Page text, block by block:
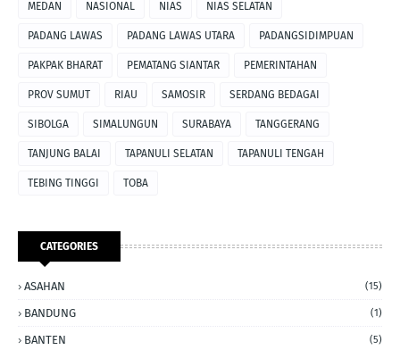
MEDAN NASIONAL NIAS NIAS SELATAN
PADANG LAWAS PADANG LAWAS UTARA PADANGSIDIMPUAN
PAKPAK BHARAT PEMATANG SIANTAR PEMERINTAHAN
PROV SUMUT RIAU SAMOSIR SERDANG BEDAGAI
SIBOLGA SIMALUNGUN SURABAYA TANGGERANG
TANJUNG BALAI TAPANULI SELATAN TAPANULI TENGAH
TEBING TINGGI TOBA
CATEGORIES
ASAHAN (15)
BANDUNG (1)
BANTEN (5)